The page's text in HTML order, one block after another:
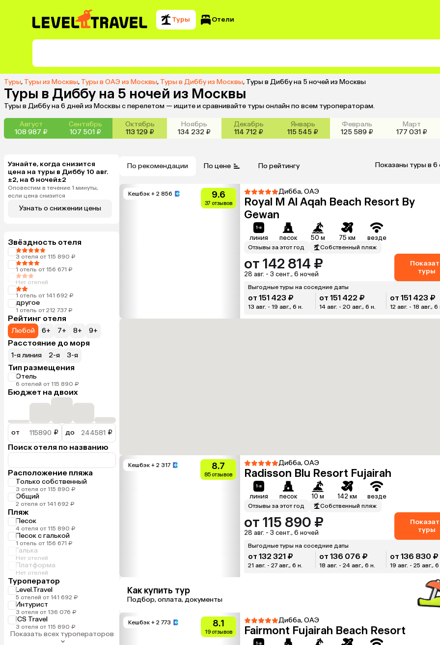
Туры Отели
Туры, Туры из Москвы, Туры в ОАЭ из Москвы, Туры в Диббу из Москвы, Туры в Диббу на 5 ночей из Москвы
Туры в Диббу на 5 ночей из Москвы
Туры в Диббу на 6 дней из Москвы с перелетом — ищите и сравнивайте туры онлайн по всем туроператорам.
Август
108 987 ₽
Сентябрь
107 501 ₽
Октябрь
113 129 ₽
Ноябрь
134 232 ₽
Декабрь
114 712 ₽
Январь
115 545 ₽
Февраль
125 589 ₽
Март
177 031 ₽
Узнайте, когда снизится
цена на туры в Диббу 10 авг.
±2, на 6 ночей±2
Оповестим в течение 1 минуты,
если цена снизится
Узнать о снижении цены
Звёздность отеля
3 отеля от 115 890 ₽
1 отель от 156 671 ₽
Нет отелей
1 отель от 141 692 ₽
другое
1 отель от 212 737 ₽
Рейтинг отеля
Любой 6+ 7+ 8+ 9+
Расстояние до моря
1-я линия 2-я 3-я
Тип размещения
Отель
6 отелей от 115 890 ₽
Бюджет на двоих
от ₽ до ₽
Поиск отеля по названию
Расположение пляжа
Только собственный
3 отеля от 115 890 ₽
Общий
2 отеля от 141 692 ₽
Пляж
Песок
4 отеля от 115 890 ₽
Песок с галькой
1 отель от 156 671 ₽
Галька
Нет отелей
Платформа
Нет отелей
Туроператор
Level.Travel
5 отелей от 141 692 ₽
Интурист
3 отеля от 136 076 ₽
ICS Travel
3 отеля от 115 890 ₽
Показать всех туроператоров
По рекомендации По цене По рейтингу Показаны туры в 6
Кешбэк + 2 856 9.6
37 отзывов
Дибба, ОАЭ
Royal M Al Aqah Beach Resort By
Gewan
линия песок 50 м 75 км везде
Отзывы за этот год Собственный пляж
от 142 814 ₽
28 авг. - 3 сент., 6 ночей
туры
Выгодные туры на соседние даты
от 151 423 ₽
13 авг. - 19 авг., 6 н.
от 151 422 ₽
14 авг. - 20 авг., 6 н.
от 151 423 ₽
12 авг. - 18 авг., 6
Кешбэк + 2 317 8.7
85 отзывов
Дибба, ОАЭ
Radisson Blu Resort Fujairah
линия песок 10 м 142 км везде
Отзывы за этот год Собственный пляж
от 115 890 ₽
28 авг. - 3 сент., 6 ночей
туры
Выгодные туры на соседние даты
от 132 321 ₽
21 авг. - 27 авг., 6 н.
от 136 076 ₽
18 авг. - 24 авг., 6 н.
от 136 830 ₽
19 авг. - 25 авг.,
Как купить тур
Подбор, оплата, документы
Кешбэк + 2 773 8.1
19 отзывов
Дибба, ОАЭ
Fairmont Fujairah Beach Resort